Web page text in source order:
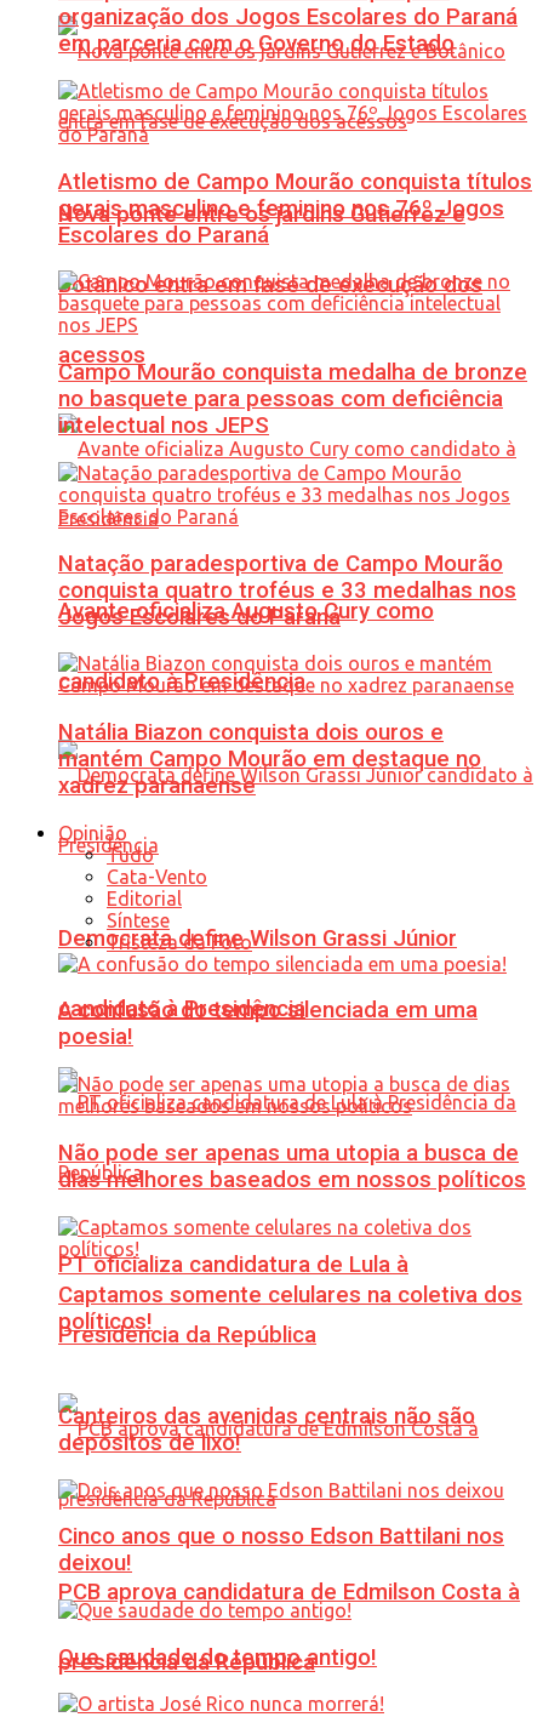
Nova ponte entre os jardins Gutierrez e
Botânico entra em fase de execução dos
acessos
Avante oficializa Augusto Cury como
candidato à Presidência
Democrata define Wilson Grassi Júnior
candidato à Presidência
PT oficializa candidatura de Lula à
Presidência da República
PCB aprova candidatura de Edmilson Costa à
presidência da República
organização dos Jogos Escolares do Paraná
em parceria com o Governo do Estado
Atletismo de Campo Mourão conquista títulos
gerais masculino e feminino nos 76º Jogos
Escolares do Paraná
Campo Mourão conquista medalha de bronze
no basquete para pessoas com deficiência
intelectual nos JEPS
Natação paradesportiva de Campo Mourão
conquista quatro troféus e 33 medalhas nos
Jogos Escolares do Paraná
Natália Biazon conquista dois ouros e
mantém Campo Mourão em destaque no
xadrez paranaense
Opinião
Tudo
Cata-Vento
Editorial
Síntese
Tristeza da Foto
A confusão do tempo silenciada em uma
poesia!
Não pode ser apenas uma utopia a busca de
dias melhores baseados em nossos políticos
Captamos somente celulares na coletiva dos
políticos!
Canteiros das avenidas centrais não são
depósitos de lixo!
Cinco anos que o nosso Edson Battilani nos
deixou!
Que saudade do tempo antigo!